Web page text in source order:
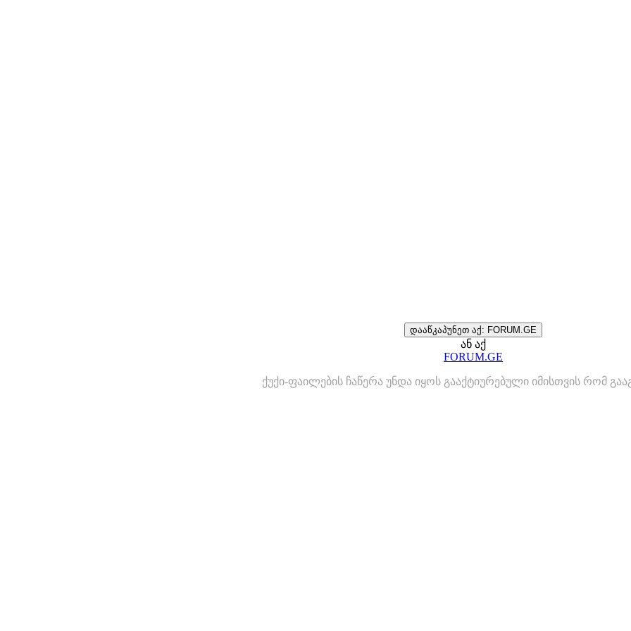
დააწკაპუნეთ აქ: FORUM.GE
ან აქ
FORUM.GE
ქუქი-ფაილების ჩაწერა უნდა იყოს გააქტიურებული იმისთვის რომ